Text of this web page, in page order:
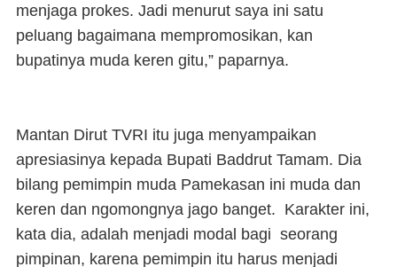
menjaga prokes. Jadi menurut saya ini satu
peluang bagaimana mempromosikan, kan
bupatinya muda keren gitu,” paparnya.
Mantan Dirut TVRI itu juga menyampaikan
apresiasinya kepada Bupati Baddrut Tamam. Dia
bilang pemimpin muda Pamekasan ini muda dan
keren dan ngomongnya jago banget. Karakter ini,
kata dia, adalah menjadi modal bagi seorang
pimpinan, karena pemimpin itu harus menjadi